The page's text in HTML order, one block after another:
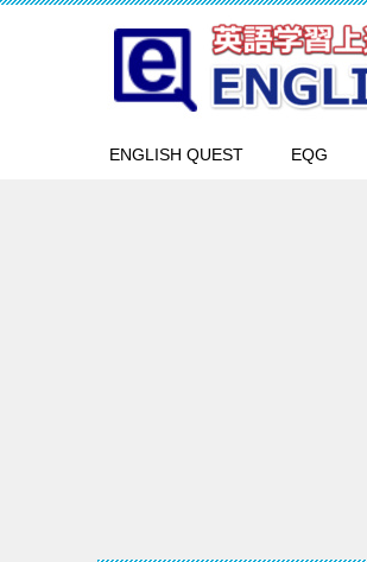
ENGLISH QUEST EQG